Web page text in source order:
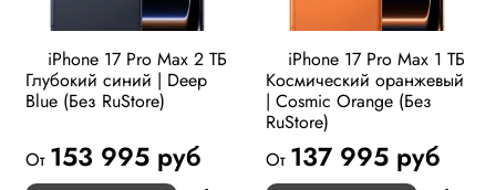
iPhone 17 Pro Max 2 ТБ
Глубокий синий | Deep
Blue (Без RuStore)
От 153 995 руб
iPhone 17 Pro Max 1 ТБ
Космический оранжевый
| Cosmic Orange (Без
RuStore)
От 137 995 руб